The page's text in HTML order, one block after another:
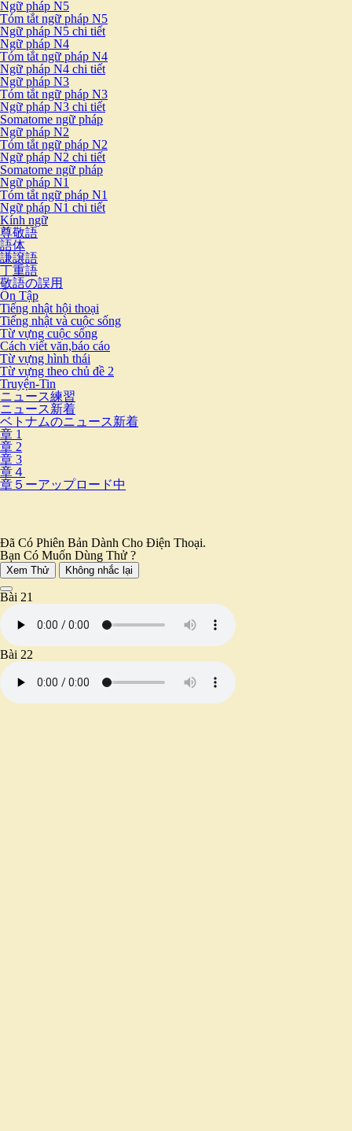
Ngữ pháp N5
Tóm tắt ngữ pháp N5
Ngữ pháp N5 chi tiết
Ngữ pháp N4
Tóm tắt ngữ pháp N4
Ngữ pháp N4 chi tiết
Ngữ pháp N3
Tóm tắt ngữ pháp N3
Ngữ pháp N3 chi tiết
Somatome ngữ pháp
Ngữ pháp N2
Tóm tắt ngữ pháp N2
Ngữ pháp N2 chi tiết
Somatome ngữ pháp
Ngữ pháp N1
Tóm tắt ngữ pháp N1
Ngữ pháp N1 chi tiết
Kính ngữ
尊敬語
語体
謙譲語
丁重語
敬語の誤用
Ôn Tập
Tiếng nhật hội thoại
Tiếng nhật và cuộc sống
Từ vựng cuộc sống
Cách viết văn,báo cáo
Từ vựng hình thái
Từ vựng theo chủ đề 2
Truyện-Tin
ニュース練習
ニュース新着
ベトナムのニュース新着
章 1
章 2
章 3
章４
章５ーアップロード中
Đã Có Phiên Bản Dành Cho Điện Thoại.
Bạn Có Muốn Dùng Thử ?
Xem Thử Không nhắc lại
Bài 21
Bài 22